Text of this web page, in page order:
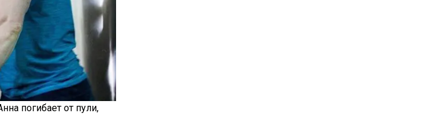
погибает от пули,